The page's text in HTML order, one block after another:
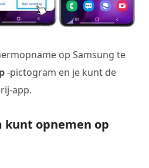
op Samsung te
-pictogram en je kunt de
app.
kunt opnemen op